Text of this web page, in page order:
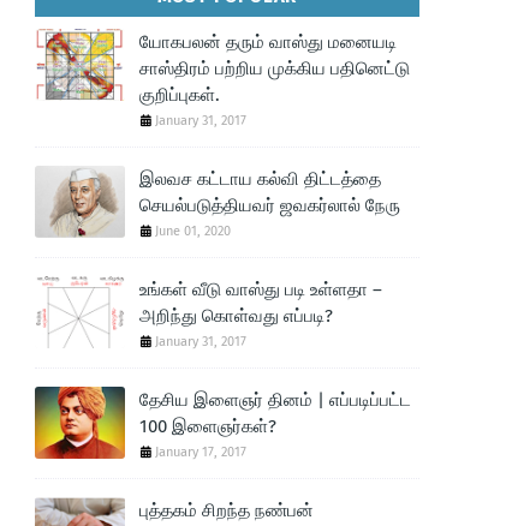
யோகபலன் தரும் வாஸ்து மனையடி
சாஸ்திரம் பற்றிய முக்கிய பதினெட்டு
குறிப்புகள்.
January 31, 2017
இலவச கட்டாய கல்வி திட்டத்தை
செயல்படுத்தியவர் ஜவகர்லால் நேரு
June 01, 2020
உங்கள் வீடு வாஸ்து படி உள்ளதா –
அறிந்து கொள்வது எப்படி?
January 31, 2017
தேசிய இளைஞர் தினம் | எப்படிப்பட்ட
100 இளைஞர்கள்?
January 17, 2017
புத்தகம் சிறந்த நண்பன்